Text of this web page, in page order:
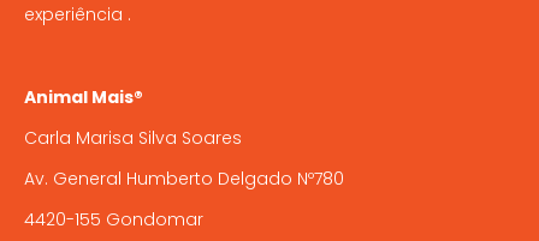
experiência .
Animal Mais®
Carla Marisa Silva Soares
Av. General Humberto Delgado Nº780
4420-155 Gondomar